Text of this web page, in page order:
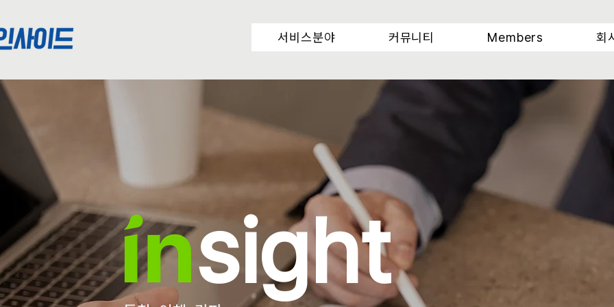
서비스분야 커뮤니티 Members 회
sight